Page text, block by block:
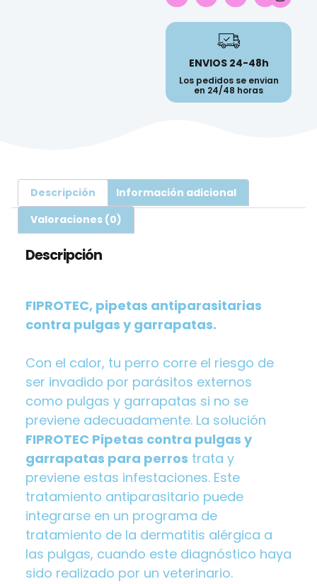
ENVIOS 24-48h
Los pedidos se envian
en 24/48 horas
Descripción
Información adicional
Valoraciones (0)
Descripción
FIPROTEC, pipetas antiparasitarias
contra pulgas y garrapatas.
Con el calor, tu perro corre el riesgo de
ser invadido por parásitos externos
como pulgas y garrapatas si no se
previene adecuadamente. La solución
FIPROTEC Pipetas contra pulgas y
garrapatas para perros trata y
previene estas infestaciones. Este
tratamiento antiparasitario puede
integrarse en un programa de
tratamiento de la dermatitis alérgica a
las pulgas, cuando este diagnóstico haya
sido realizado por un veterinario.